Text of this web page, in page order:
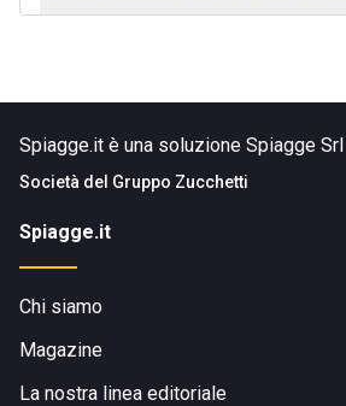
Spiagge.it è una soluzione Spiagge Srl
Società del Gruppo Zucchetti
Spiagge.it
Chi siamo
Magazine
La nostra linea editoriale